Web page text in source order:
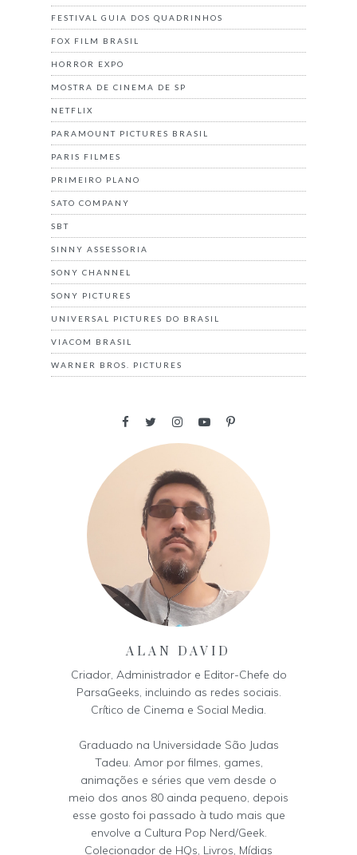
FESTIVAL GUIA DOS QUADRINHOS
FOX FILM BRASIL
HORROR EXPO
MOSTRA DE CINEMA DE SP
NETFLIX
PARAMOUNT PICTURES BRASIL
PARIS FILMES
PRIMEIRO PLANO
SATO COMPANY
SBT
SINNY ASSESSORIA
SONY CHANNEL
SONY PICTURES
UNIVERSAL PICTURES DO BRASIL
VIACOM BRASIL
WARNER BROS. PICTURES
ALAN DAVID
Criador, Administrador e Editor-Chefe do
ParsaGeeks, incluindo as redes sociais.
Crítico de Cinema e Social Media.
Graduado na Universidade São Judas
Tadeu. Amor por filmes, games,
animações e séries que vem desde o
meio dos anos 80 ainda pequeno, depois
esse gosto foi passado à tudo mais que
envolve a Cultura Pop Nerd/Geek.
Colecionador de HQs, Livros, Mídias